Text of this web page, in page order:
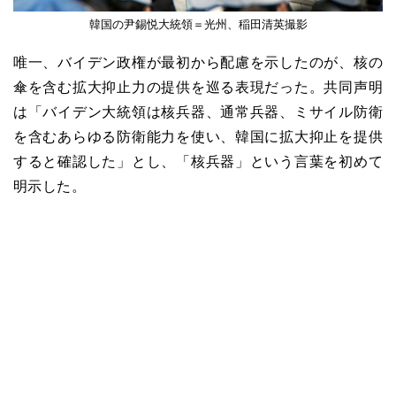
韓国の尹錫悦大統領＝光州、稲田清英撮影
唯一、バイデン政権が最初から配慮を示したのが、核の
傘を含む拡大抑止力の提供を巡る表現だった。共同声明
は「バイデン大統領は核兵器、通常兵器、ミサイル防衛
を含むあらゆる防衛能力を使い、韓国に拡大抑止を提供
すると確認した」とし、「核兵器」という言葉を初めて
明示した。